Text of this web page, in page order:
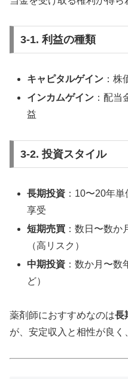
3-1. 利益の種類
キャピタルゲイン ：
インカムゲイン ：配当
益
3-2. 投資スタイル
長期投資 ：10〜20年
享受
短期売買 ：数日〜数か
（高リスク）
中期投資 ：数か月〜
ど）
薬剤師におすすめなのは長
が、安定収入と相性が良く